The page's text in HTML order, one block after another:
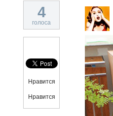
4
голоса
Нравится
Нравится